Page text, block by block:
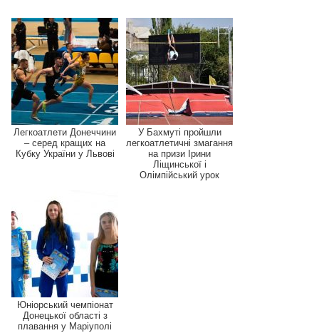
Легкоатлети Донеччини
– серед кращих на
Кубку України у Львові
У Бахмуті пройшли
легкоатлетичні змагання
на призи Ірини
Ліщинської і
Олімпійський урок
Юніорський чемпіонат
Донецької області з
плавання у Маріуполі